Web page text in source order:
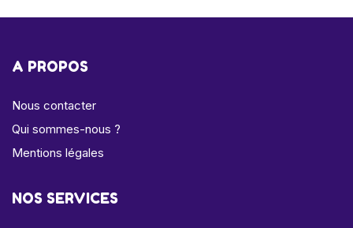
A PROPOS
Nous contacter
Qui sommes-nous ?
Mentions légales
NOS SERVICES